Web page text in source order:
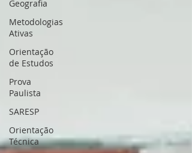
Geografia
Metodologias
Ativas
Orientação
de Estudos
Prova
Paulista
SARESP
Orientação
Técnica